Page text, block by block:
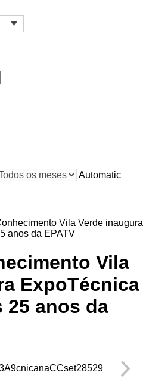
Automatic
Vila Verde inaugura
anos da EPATV
Vila
ExpoTécnica
25 anos da